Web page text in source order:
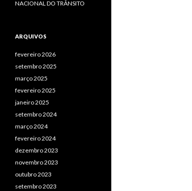
NACIONAL DO TRÂNSITO
ARQUIVOS
fevereiro 2026
setembro 2025
março 2025
fevereiro 2025
janeiro 2025
setembro 2024
março 2024
fevereiro 2024
dezembro 2023
novembro 2023
outubro 2023
setembro 2023